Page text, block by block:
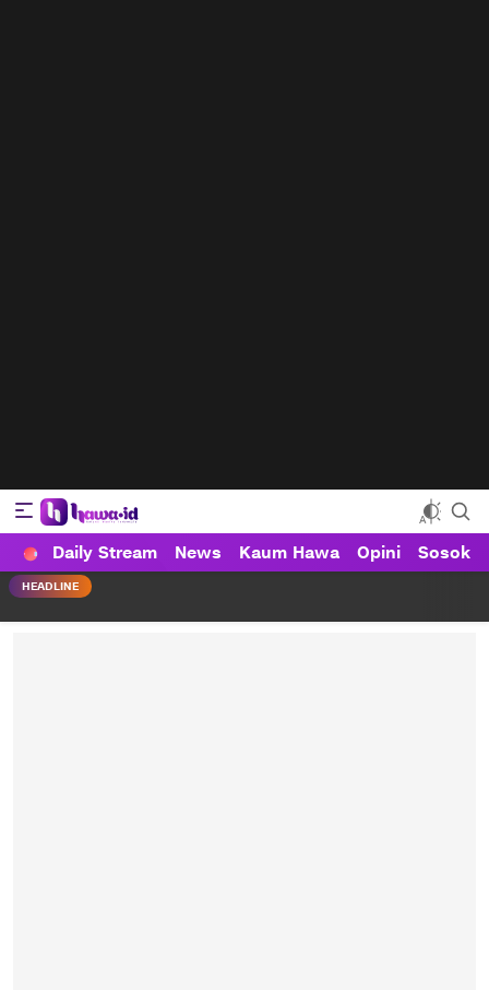
HAWA
Haluan Wanita Indonesia
Daily Stream News Kaum Hawa Opini Sosok
HEADLINE